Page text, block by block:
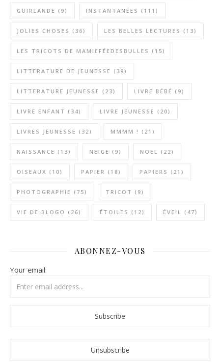
GUIRLANDE (9) INSTANTANÉES (111)
JOLIES CHOSES (36) LES BELLES LECTURES (13)
LES TRICOTS DE MAMIEFÉEDESBULLES (15)
LITTERATURE DE JEUNESSE (39)
LITTERATURE JEUNESSE (23) LIVRE BÉBÉ (9)
LIVRE ENFANT (34) LIVRE JEUNESSE (20)
LIVRES JEUNESSE (32) MMMM ! (21)
NAISSANCE (13) NEIGE (9) NOEL (22)
OISEAUX (10) PAPIER (18) PAPIERS (21)
PHOTOGRAPHIE (75) TRICOT (9)
VIE DE BLOGO (26) ÉTOILES (12) ÉVEIL (47)
ABONNEZ-VOUS
Your email: